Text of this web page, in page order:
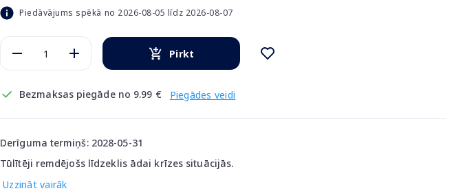
Piedāvājums spēkā no 2026-08-05 līdz 2026-08-07
Pirkt
Bezmaksas piegāde no 9.99 € Piegādes veidi
Derīguma termiņš: 2028-05-31
Tūlītēji remdējošs līdzeklis ādai krīzes situācijās.
Uzzināt vairāk